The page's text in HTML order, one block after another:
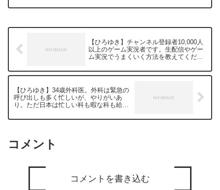
【ひろゆき】チャンネル登録者10,000人
以上のゲーム実況者です。生配信やゲー
ム実況でうまくいく方法を教えてくださ
【ひろゆき】34歳外科医。外科は緊急の
呼び出しも多く忙しいが、やりがいあ
り。ただ日本は忙しい科も暇な科も給料
ー ひろゆき切り抜き 20240216
コメント
コメントを書き込む